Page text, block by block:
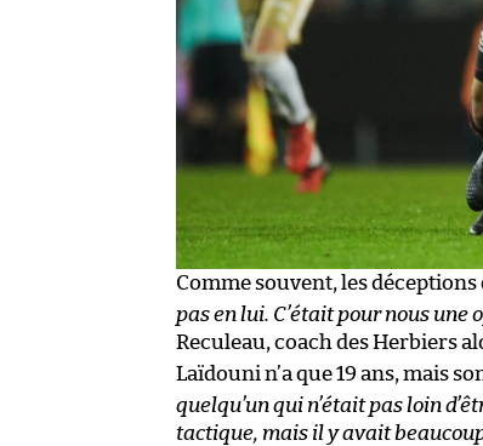
Comme souvent, les
pas en lui. C’était pour nous
Reculeau, coach des Herbiers
Laïdouni n’a que 19 ans, mais
quelqu’un qui n’était pas loin
tactique, mais il y avait